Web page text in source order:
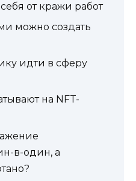
от кражи работ
можно создать
идти в сферу
на NFT-
в-один, а